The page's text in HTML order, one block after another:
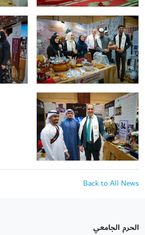
Back to All News
الحرم الجامعي